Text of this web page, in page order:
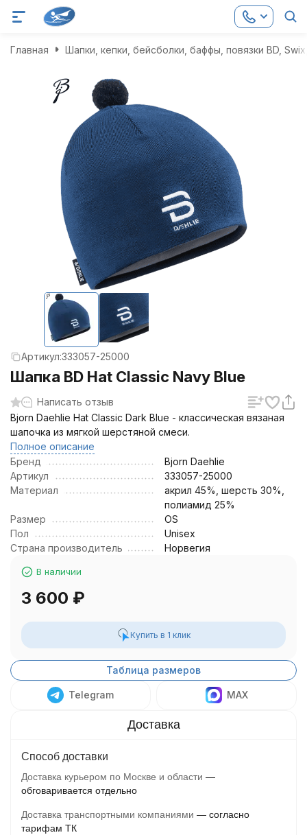
Главная Шапки, кепки, бейсболки, баффы, повязки BD,
Артикул:333057-25000
Шапка BD Hat Classic Navy Blue
Написать отзыв
Bjorn Daehlie Hat Classic Dark Blue - классическая вязаная
шапочка из мягкой шерстяной смеси.
Полное описание
Бренд
Bjorn Daehlie
Артикул
333057-25000
Материал
акрил 45%, шерсть 30%,
полиамид 25%
Размер
OS
Пол
Unisex
Страна производитель
Норвегия
В наличии
3 600 ₽
Купить в 1 клик
Таблица размеров
Telegram MAX
Способ доставки
Доставка курьером по Москве и области
обговаривается отдельно
Доставка транспортными компаниями
согласно
тарифам ТК